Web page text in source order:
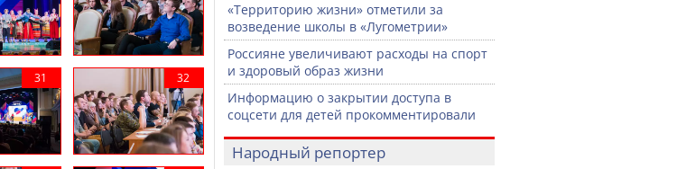
«Территорию жизни» отметили за
возведение школы в «Лугометрии»
Россияне увеличивают расходы на спорт
и здоровый образ жизни
Информацию о закрытии доступа в
соцсети для детей прокомментировали
Народный репортер